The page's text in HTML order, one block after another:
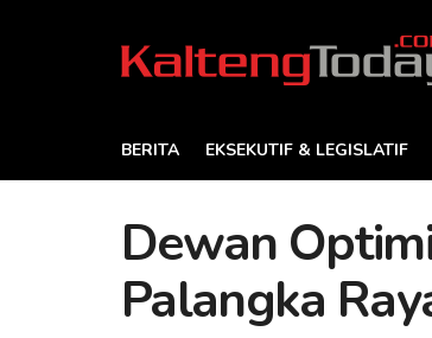
BERITA EKSEKUTIF & LEGISLATIF
Dewan
Palangka